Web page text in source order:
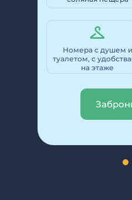
Номера с душем и
туалетом, с
на этаже